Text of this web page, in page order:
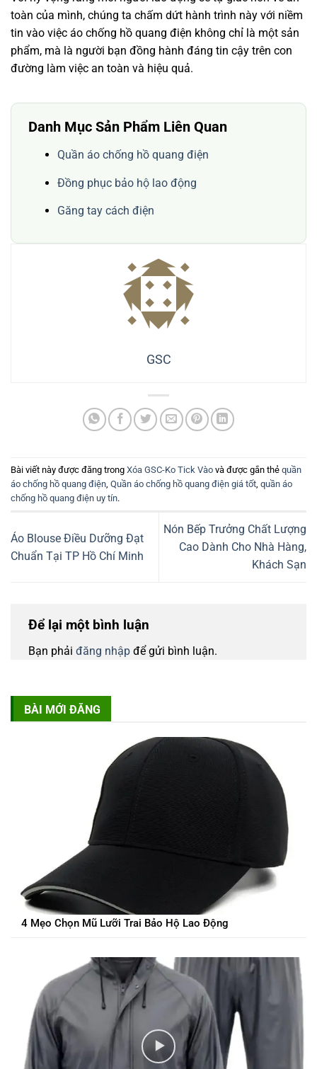
toàn của mình, chúng ta chấm dứt hành trình này với niềm
tin vào việc áo chống hồ quang điện không chỉ là một sản
phẩm, mà là người bạn đồng hành đáng tin cậy trên con
đường làm việc an toàn và hiệu quả.
Danh Mục Sản Phẩm Liên Quan
Quần áo chống hồ quang điện
Đồng phục bảo hộ lao động
Găng tay cách điện
GSC
Bài viết này được đăng trong Xóa GSC-Ko Tick Vào và được gắn thẻ quần
áo chống hồ quang điện Quần áo chống hồ quang điện giá tốt quần áo
chống hồ quang điện uy tín.
Áo Blouse Điều Dưỡng Đạt
Chuẩn Tại TP Hồ Chí Minh
Nón Bếp Trưởng Chất Lượng
Cao Dành Cho Nhà Hàng,
Khách Sạn
Để lại một bình luận
Bạn phải đăng nhập để gửi bình luận.
BÀI MỚI ĐĂNG
4 Mẹo Chọn Mũ Lưỡi Trai Bảo Hộ Lao Động